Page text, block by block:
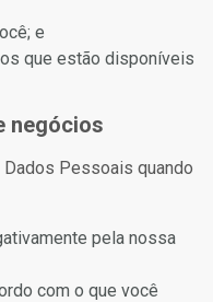
e
que estão disponíveis
negócios
Pessoais quando
pela nossa
com o que você